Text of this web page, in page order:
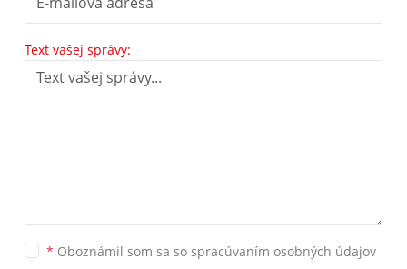
Text vašej správy:
* Oboznámil som sa so spracúvaním osobných údajov